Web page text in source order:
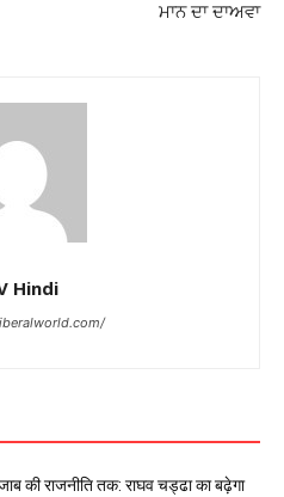
ਮਾਨ ਦਾ ਦਾਅਵਾ
Hindi
की राजनीति तक: राघव चड्ढा का बढ़ेगा